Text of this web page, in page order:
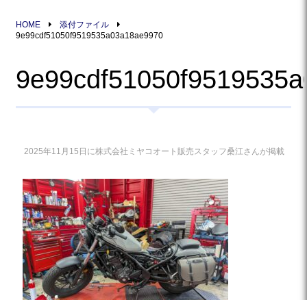
HOME
添付ファイル
9e99cdf51050f9519535a03a18ae9970
2025年11月15日に株式会社ミヤコオート販売スタッフ桑江さんが掲載